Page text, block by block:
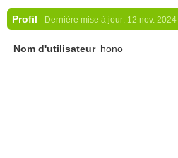
Profil Dernière mise à jour: 12 nov. 2024
Nom d'utilisateur hono